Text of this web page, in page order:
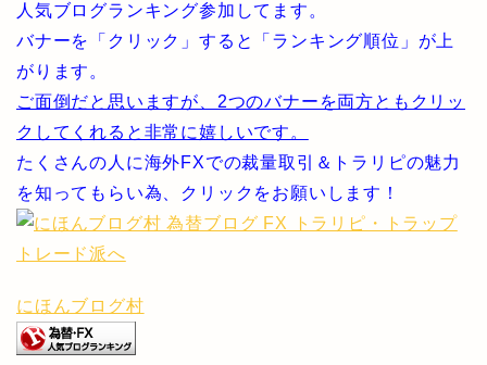
人気ブログランキング参加してます。
バナーを「クリック」すると「ランキング順位」が上
がります。
ご面倒だと思いますが、2つのバナーを両方ともクリッ
クしてくれると非常に嬉しいです。
たくさんの人に海外FXでの裁量取引＆トラリピの魅力
を知ってもらい為、クリックをお願いします！
にほんブログ村